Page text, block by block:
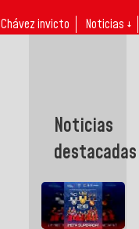
Chávez invicto Noticias ↓
Noticias
destacadas